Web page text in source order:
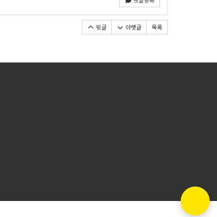
윗글 아랫글 목록